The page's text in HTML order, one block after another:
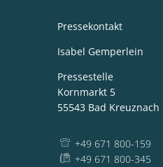
Pressekontakt
Isabel Gemperlein
Pressestelle
Kornmarkt 5
55543 Bad Kreuznach
+49 671 800-159
+49 671 800-345